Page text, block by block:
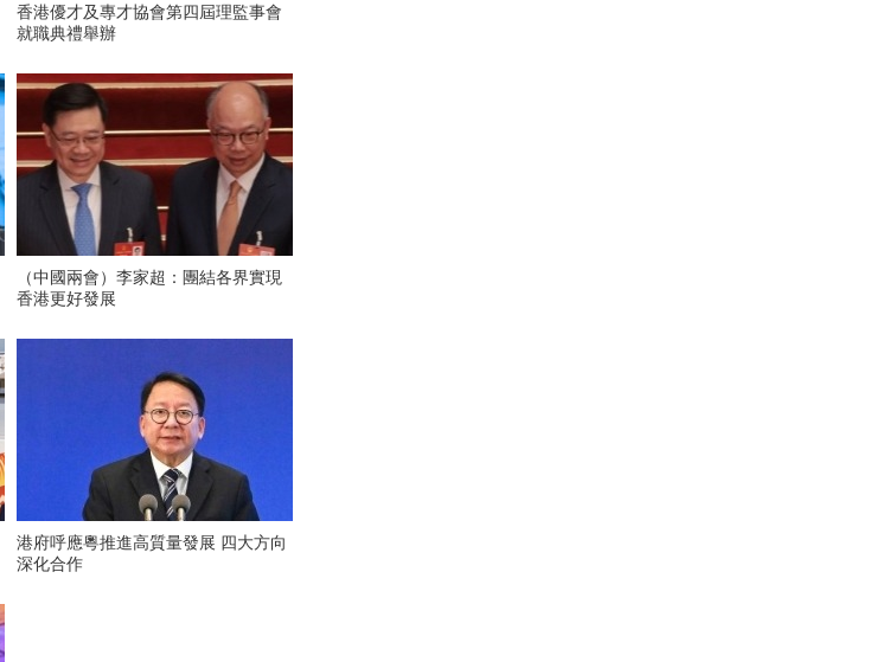
香港優才及專才協會第四屆理監事會
就職典禮舉辦
（中國兩會）李家超：團結各界實現
香港更好發展
港府呼應粵推進高質量發展 四大方向
深化合作